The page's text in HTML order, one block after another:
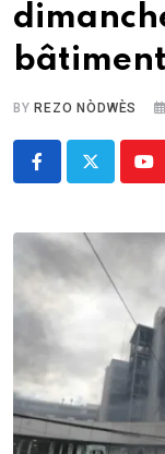
BY REZO NÒDWÈS